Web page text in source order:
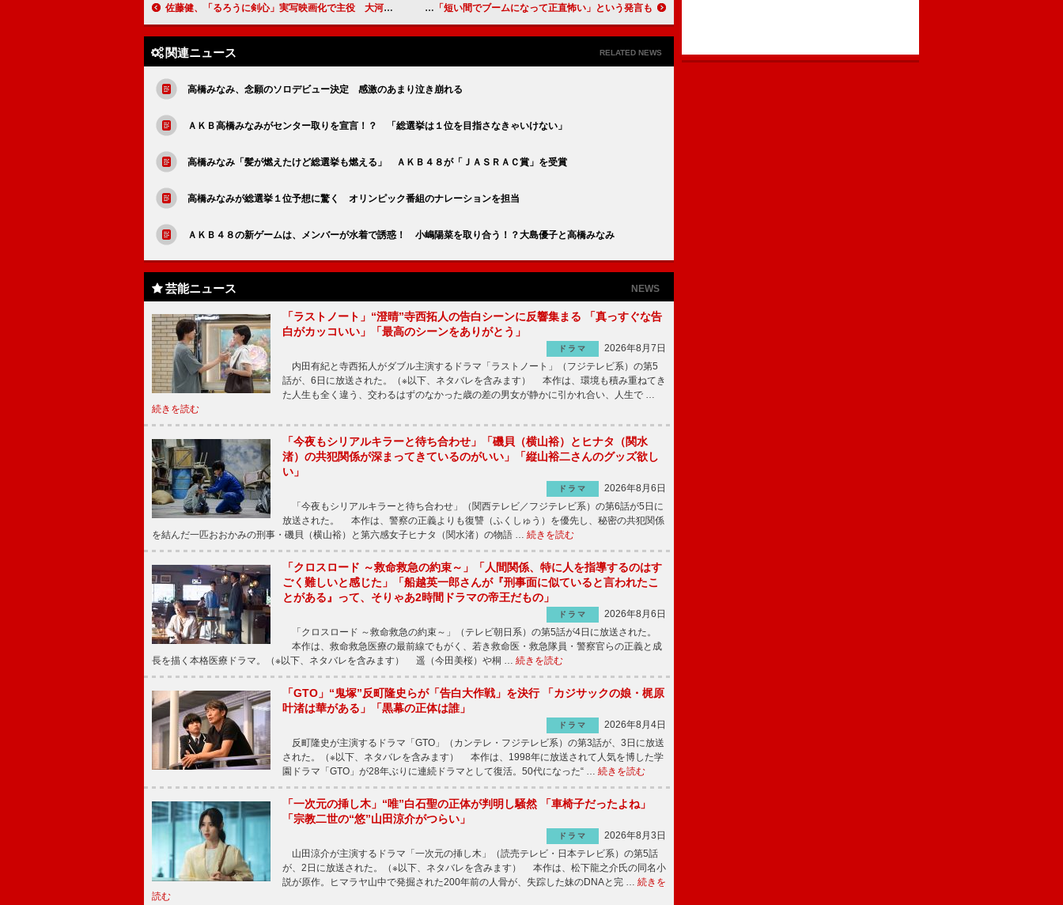
佐藤健、「るろうに剣心」実写映画化で主役 大河ドラマ「龍馬伝」の大友啓史監督フリー第１作 チャン・グンソク、会見で投げキッス連発！ 「短い間でブームになって正直怖い」という発言も
関連ニュース RELATED NEWS
高橋みなみ、念願のソロデビュー決定 感激のあまり泣き崩れる
ＡＫＢ高橋みなみがセンター取りを宣言！？ 「総選挙は１位を目指さなきゃいけない」
高橋みなみ「髪が燃えたけど総選挙も燃える」 ＡＫＢ４８が「ＪＡＳＲＡＣ賞」を受賞
高橋みなみが総選挙１位予想に驚く オリンピック番組のナレーションを担当
ＡＫＢ４８の新ゲームは、メンバーが水着で誘惑！ 小嶋陽菜を取り合う！？大島優子と高橋みなみ
芸能ニュース NEWS
「ラストノート」“澄晴”寺西拓人の告白シーンに反響集まる 「真っすぐな告
白がカッコいい」「最高のシーンをありがとう」
ドラマ
2026年8月7日
内田有紀と寺西拓人がダブル主演するドラマ「ラストノート」（フジテレビ系）の第5
話が、6日に放送された。（※以下、ネタバレを含みます） 本作は、環境も積み重ねてき
た人生も全く違う、交わるはずのなかった歳の差の男女が静かに引かれ合い、人生で …
続きを読む
「今夜もシリアルキラーと待ち合わせ」「磯貝（横山裕）とヒナタ（関水
渚）の共犯関係が深まってきているのがいい」「縦山裕二さんのグッズ欲し
い」
ドラマ
2026年8月6日
「今夜もシリアルキラーと待ち合わせ」（関西テレビ／フジテレビ系）の第6話が5日に
放送された。 本作は、警察の正義よりも復讐（ふくしゅう）を優先し、秘密の共犯関係
を結んだ一匹おおかみの刑事・磯貝（横山裕）と第六感女子ヒナタ（関水渚）の物語 … 続きを読む
「クロスロード ～救命救急の約束～」「人間関係、特に人を指導するのはす
ごく難しいと感じた」「船越英一郎さんが『刑事面に似ていると言われたこ
とがある』って、そりゃあ2時間ドラマの帝王だもの」
ドラマ
2026年8月6日
「クロスロード ～救命救急の約束～」（テレビ朝日系）の第5話が4日に放送された。
本作は、救命救急医療の最前線でもがく、若き救命医・救急隊員・警察官らの正義と成
長を描く本格医療ドラマ。（※以下、ネタバレを含みます） 遥（今田美桜）や桐 … 続きを読む
「GTO」“鬼塚”反町隆史らが「告白大作戦」を決行 「カジサックの娘・梶原
叶渚は華がある」「黒幕の正体は誰」
ドラマ
2026年8月4日
反町隆史が主演するドラマ「GTO」（カンテレ・フジテレビ系）の第3話が、3日に放送
された。（※以下、ネタバレを含みます） 本作は、1998年に放送されて人気を博した学
園ドラマ「GTO」が28年ぶりに連続ドラマとして復活。50代になった“ … 続きを読む
「一次元の挿し木」“唯”白石聖の正体が判明し騒然 「車椅子だったよね」
「宗教二世の“悠”山田涼介がつらい」
ドラマ
2026年8月3日
山田涼介が主演するドラマ「一次元の挿し木」（読売テレビ・日本テレビ系）の第5話
が、2日に放送された。（※以下、ネタバレを含みます） 本作は、松下龍之介氏の同名小
説が原作。ヒマラヤ山中で発掘された200年前の人骨が、失踪した妹のDNAと完 … 続きを
読む